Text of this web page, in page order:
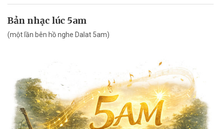
Bản nhạc lúc 5am
(một lần bên hồ nghe Dalat 5am)